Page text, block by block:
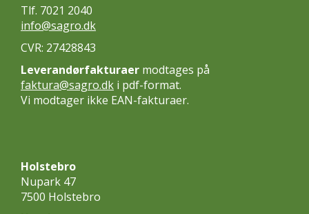
Tlf. 7021 2040
info@sagro.dk
CVR: 27428843
Leverandørfakturaer modtages på
faktura@sagro.dk i pdf-format.
Vi modtager ikke EAN-fakturaer.
Holstebro
Nupark 47
7500 Holstebro